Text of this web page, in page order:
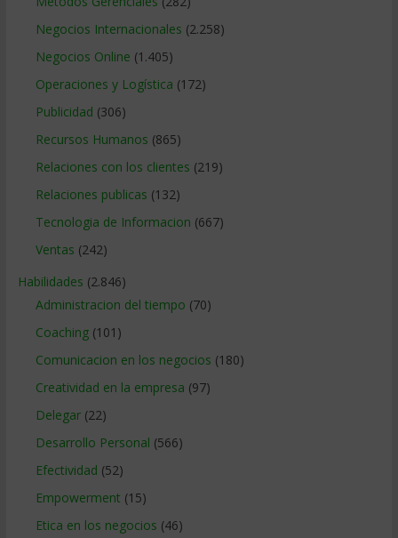
Negocios Internacionales (2.258)
Negocios Online (1.405)
Operaciones y Logística (172)
Publicidad (306)
Recursos Humanos (865)
Relaciones con los clientes (219)
Relaciones publicas (132)
Tecnologia de Informacion (667)
Ventas (242)
Habilidades (2.846)
Administracion del tiempo (70)
Coaching(101)
Comunicacion en los negocios (180)
Creatividad en la empresa (97)
Delegar(22)
Desarrollo Personal (566)
Efectividad (52)
Empowerment (15)
Etica en los negocios (46)